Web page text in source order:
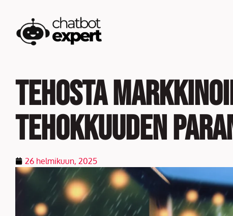
Skip
Tehosta
tehokkuuden
26 helmikuun, 2025